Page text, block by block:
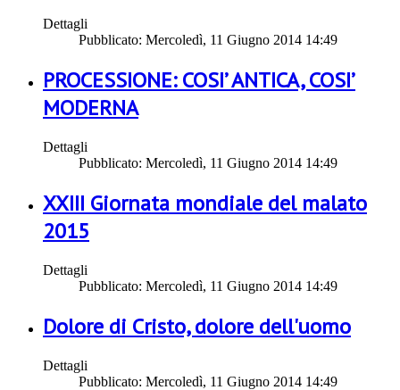
Dettagli
Pubblicato: Mercoledì, 11 Giugno 2014 14:49
PROCESSIONE: COSI’ ANTICA, COSI’
MODERNA
Dettagli
Pubblicato: Mercoledì, 11 Giugno 2014 14:49
XXIII Giornata mondiale del malato
2015
Dettagli
Pubblicato: Mercoledì, 11 Giugno 2014 14:49
Dolore di Cristo, dolore dell'uomo
Dettagli
Pubblicato: Mercoledì, 11 Giugno 2014 14:49